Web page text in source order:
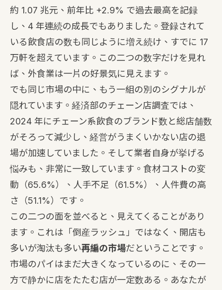
約 1.07 兆元、前年比 +2.9% で過去最高を記録
し、4 年連続の成長でもありました。登録されて
いる飲食店の数も同じように増え続け、すでに 17
万軒を超えています。この二つの数字だけを見れ
ば、外食業は一片の好景気に見えます。
でも同じ市場の中に、もう一組の別のシグナルが
隠れています。経済部のチェーン店調査では、
2024 年にチェーン系飲食のブランド数と総店舗数
がそろって減少し、経営がうまくいかない店の退
場が加速していました。そして業者自身が挙げる
悩みも、非常に一致しています。食材コストの変
動（65.6%）、人手不足（61.5%）、人件費の高
さ（51.1%）です。
この二つの面を並べると、見えてくることがあり
ます。これは「倒産ラッシュ」ではなく、開店も
多いが淘汰も多い再編の市場だということです。
市場のパイはまだ大きくなっているのに、その一
方で静かに店をたたむ店が一定数ある。あなたが